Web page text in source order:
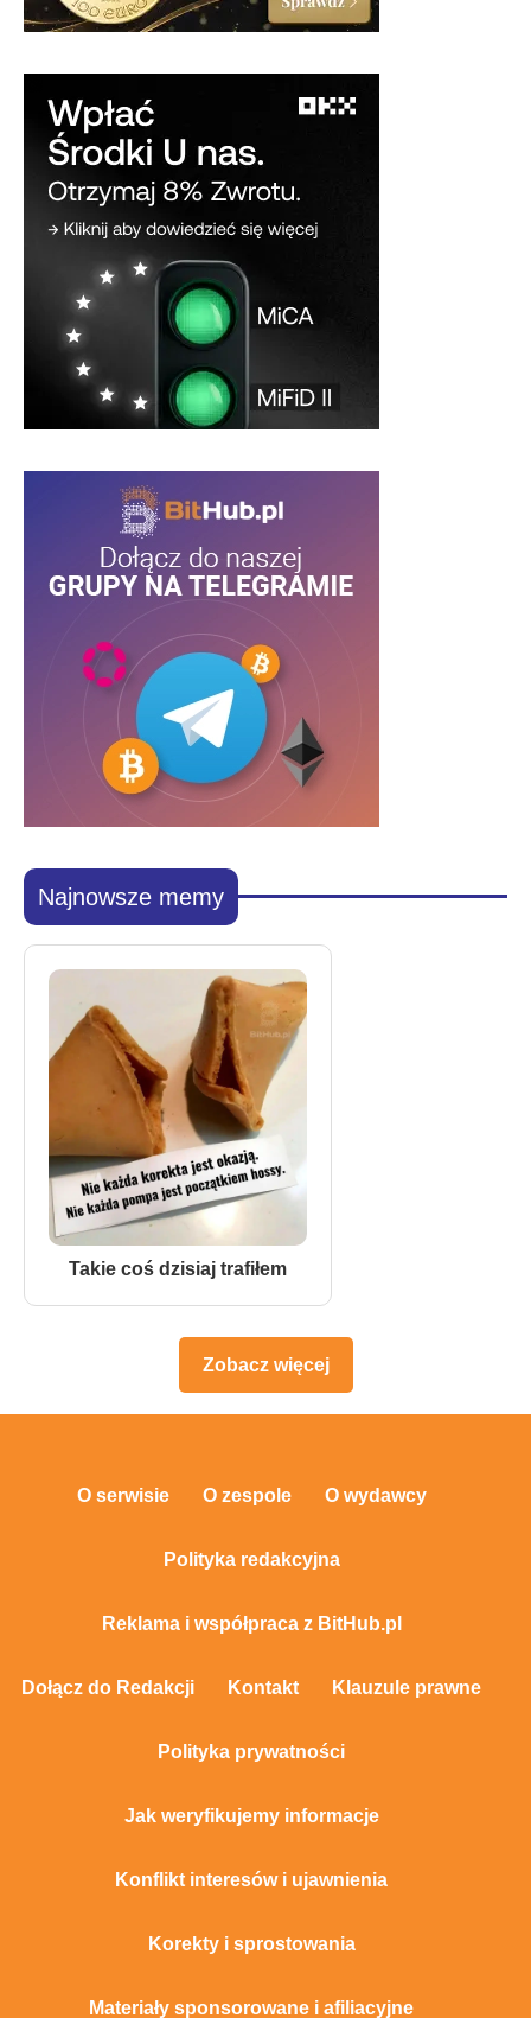
Najnowsze memy
Takie coś dzisiaj trafiłem
Zobacz więcej
O serwisie O zespole O wydawcy
Polityka redakcyjna
Reklama i współpraca z BitHub.pl
Dołącz do Redakcji Kontakt Klauzule prawne
Polityka prywatności
Jak weryfikujemy informacje
Konflikt interesów i ujawnienia
Korekty i sprostowania
Materiały sponsorowane i afiliacyjne